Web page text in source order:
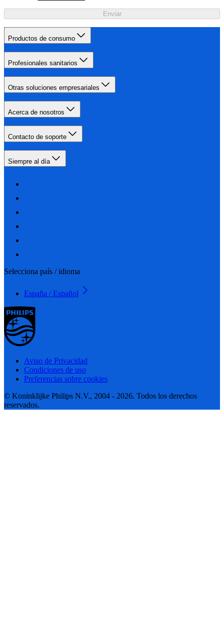
Enviar
Productos de consumo
Profesionales sanitarios
Otras soluciones empresariales
Acerca de nosotros
Contacto de soporte
Siempre al día
Selecciona país / idioma
España / Español
Aviso de Privacidad
Condiciones de uso
Preferencias sobre cookies
© Koninklijke Philips N.V., 2004 - 2026. Todos los derechos
reservados.